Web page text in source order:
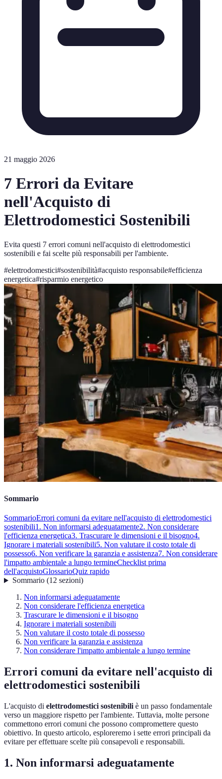
21 maggio 2026
7 Errori da Evitare
nell'Acquisto di
Elettrodomestici Sostenibili
Evita questi 7 errori comuni nell'acquisto di elettrodomestici
sostenibili e fai scelte più responsabili per l'ambiente.
#elettrodomestici#sostenibilità#acquisto responsabile#efficienza
energetica#risparmio energetico
Sommario
SommarioErrori comuni da evitare nell'acquisto di elettrodomestici
sostenibili1. Non informarsi adeguatamente2. Non considerare
l'efficienza energetica3. Trascurare le dimensioni e il bisogno4.
Ignorare i materiali sostenibili5. Non valutare il costo totale di
possesso6. Non verificare la garanzia e assistenza7. Non considerare
l'impatto ambientale a lungo termineChecklist prima
dell'acquistoGlossarioQuiz rapido
Sommario(12 sezioni)
Non informarsi adeguatamente
Non considerare l'efficienza energetica
Trascurare le dimensioni e il bisogno
Ignorare i materiali sostenibili
Non valutare il costo totale di possesso
Non verificare la garanzia e assistenza
Non considerare l'impatto ambientale a lungo termine
Errori comuni da evitare nell'acquisto di
elettrodomestici sostenibili
L'acquisto di elettrodomestici sostenibili è un passo fondamentale
verso un maggiore rispetto per l'ambiente. Tuttavia, molte persone
commettono errori comuni che possono compromettere questo
obiettivo. In questo articolo, esploreremo i sette errori principali da
evitare per effettuare scelte più consapevoli e responsabili.
1. Non informarsi adeguatamente